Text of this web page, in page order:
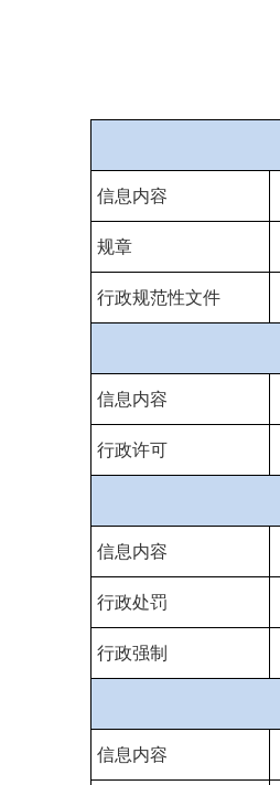
信息内容
规章
行政规范性文件
信息内容
行政许可
信息内容
行政处罚
行政强制
信息内容